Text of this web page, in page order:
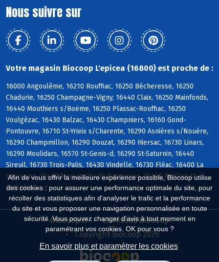
Afin de vous offrir la meilleure expérience possible, Biocoop utilise
des cookies : pour assurer une performance optimale du site, pour
récolter des statistiques afin d'analyser le trafic et la performance
du site et vous proposer une navigation personnalisée en toute
sécurité. Vous pouvez changer d'avis à tout moment en
paramétrant vos cookies. OK pour vous ?
En savoir plus et paramétrer les cookies
Nous suivre sur
Votre magasin Biocoop L'epicea (16800) est proche de :
16000 Angoulême, 16210 Rouffiac, 16250 Bécheresse, 16250
Chadurie, 16250 Champagne-Vigny, 16440 Claix, 16250 Mainfonds,
16440 Mouthiers s/Boëme, 16250 Plassac-Rouffiac, 16250
Voulgézac, 16430 Balzac, 16430 Champniers, 16160 Gond-
Pontouvre, 16710 St-Yrieix s/Charente, 16290 Asnières s/Nouère,
16290 Champmillon, 16290 Douzat, 16290 Hiersac, 16730 Linars,
16290 Moulidars, 16570 St-Genis-d, 16290 St-Saturnin, 16440
Sireuil, 16730 Trois-Palis, 16430 Vindelle, 16730 Fléac, 16400 La
Couronne, 16440 Nersac, 16400 Puymoyen, 16440 Roullet-St-
Estèphe
Biocoop.fr
Le réseau Biocoop
Copyright Biocoop 2026